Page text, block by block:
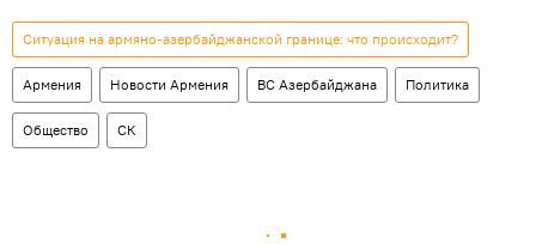
Ситуация на армяно-азербайджанской границе: что происходит?
Армения Новости Армения ВС Азербайджана Политика
Общество СК